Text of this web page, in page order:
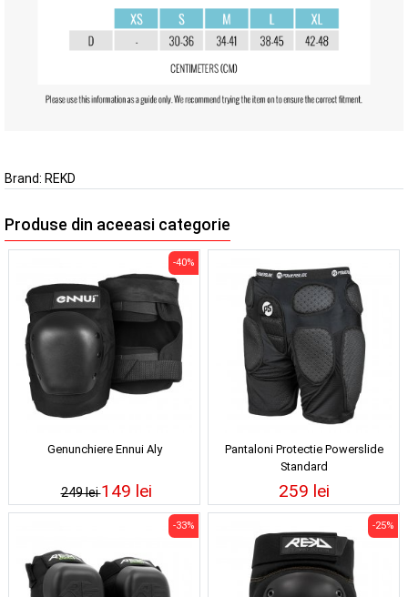
Brand: REKD
Produse din aceeasi categorie
Genunchiere Ennui Aly
249 lei
-40%
149 lei
Pantaloni Protectie Powerslide
Standard
259 lei
-33% -25%